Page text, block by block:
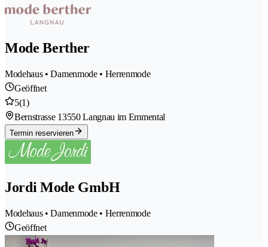
Mode Berther
Modehaus • Damenmode • Herrenmode
Geöffnet
5(1)
Bernstrasse 13550 Langnau im Emmental
Termin reservieren
Jordi Mode GmbH
Modehaus • Damenmode • Herrenmode
Geöffnet